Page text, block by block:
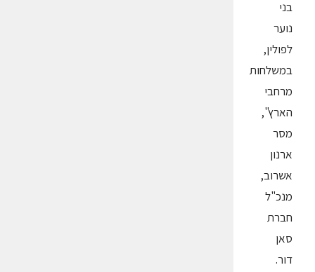
בני
נוער
לפולין,
במשלחות
מרחבי
הארץ",
מסר
ארנון
אשרוב,
מנכ"ל
חברת
סאן
דור.